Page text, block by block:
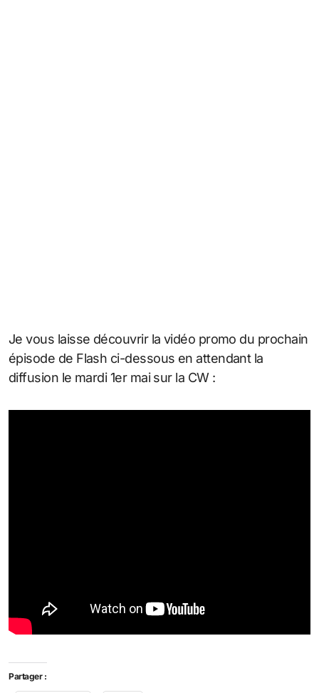
Je vous laisse découvrir la vidéo promo du prochain
épisode de Flash ci-dessous en attendant la
diffusion le mardi 1er mai sur la CW :
Partager :